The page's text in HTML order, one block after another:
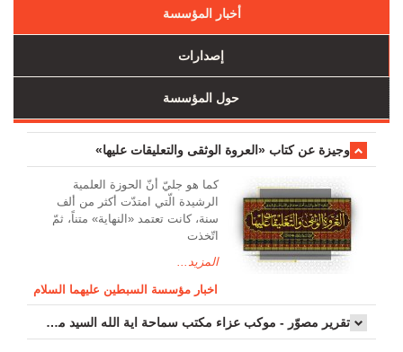
أخبار المؤسسة
إصدارات
حول المؤسسة
وجیزة عن کتاب «العروة الوثقی والتعلیقات علیها»
کما هو جليّ أنّ الحوزة العلمیة
الرشیدة الّتي امتدّت أكثر من ألف
سنة، كانت تعتمد «النهاية» متناً، ثمّ
اتّخذت
المزيد...
اخبار مؤسسة السبطين عليهما السلام
تقرير مصوّر - موكب عزاء مکتب سماحة اية الله السيد مرتضى الموسوي الاصفهاني في يوم إستشهاد السيدة فاطم...